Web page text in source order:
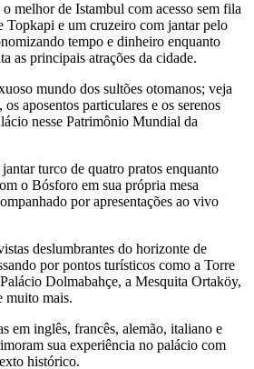
melhor de Istambul com acesso sem fila
Topkapi e um cruzeiro com jantar pelo
tempo e dinheiro enquanto
as principais atrações da cidade.
mundo dos sultões otomanos; veja
os aposentos particulares e os serenos
nesse Patrimônio Mundial da
turco de quatro pratos enquanto
o Bósforo em sua própria mesa
por apresentações ao vivo
deslumbrantes do horizonte de
por pontos turísticos como a Torre
Dolmabahçe, a Mesquita Ortaköy,
muito mais.
em inglês, francês, alemão, italiano e
sua experiência no palácio com
histórico.